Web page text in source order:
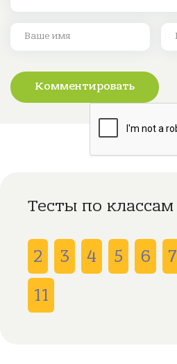
Комментировать
Тесты по классам
2 3 4 5 6 7
11